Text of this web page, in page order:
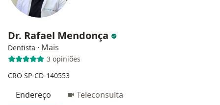
Dr. Rafael Mendonça
Dentista · Mais
3 opiniões
CRO SP-CD-140553
Endereço Teleconsulta